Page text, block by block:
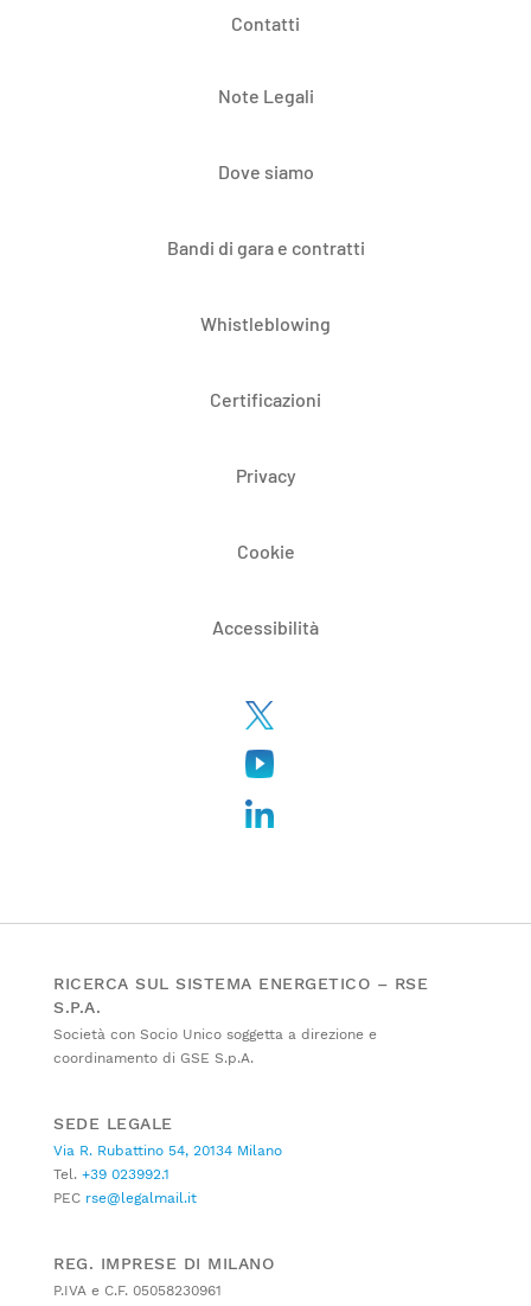
Contatti
Note Legali
Dove siamo
Bandi di gara e contratti
Whistleblowing
Certificazioni
Privacy
Cookie
Accessibilità
RICERCA SUL SISTEMA ENERGETICO – RSE
S.P.A.
Società con Socio Unico soggetta a direzione e
coordinamento di GSE S.p.A.
SEDE LEGALE
Via R. Rubattino 54, 20134 Milano
Tel. +39 023992.1
PEC rse@legalmail.it
REG. IMPRESE DI MILANO
P.IVA e C.F. 05058230961